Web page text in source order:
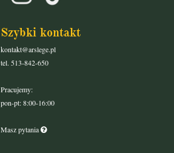
Szybki kontakt
kontakt@arslege.pl
tel. 513-842-650
Pracujemy:
pon-pt: 8:00-16:00
Masz pytania